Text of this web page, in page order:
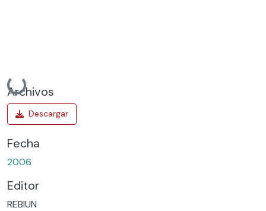
Cargando...
Archivos
Fecha
2006
Editor
REBIUN